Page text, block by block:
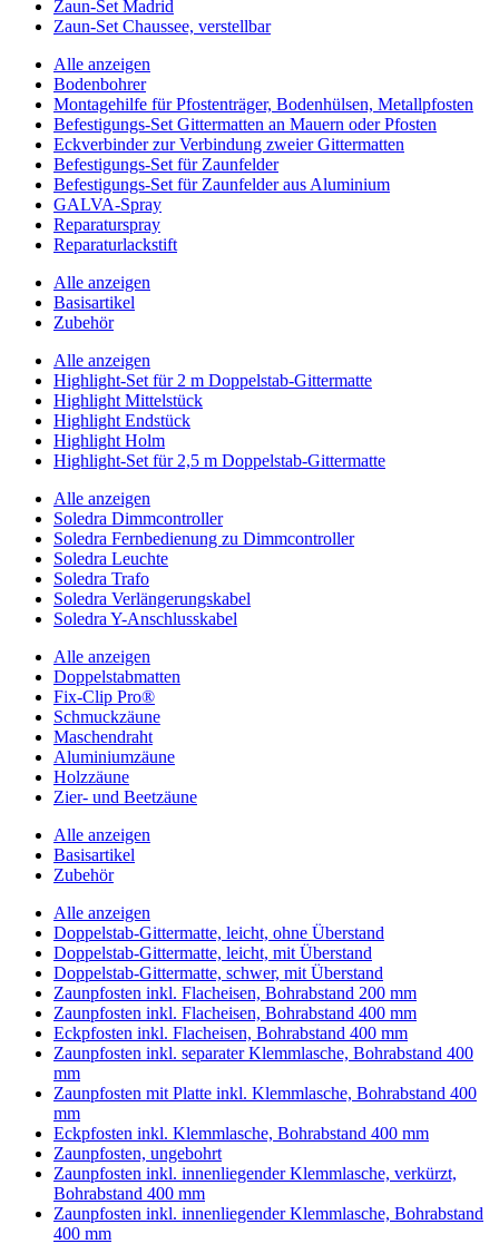
Zaun-Set Madrid
Zaun-Set Chaussee, verstellbar
Alle anzeigen
Bodenbohrer
Montagehilfe für Pfostenträger, Bodenhülsen, Metallpfosten
Befestigungs-Set Gittermatten an Mauern oder Pfosten
Eckverbinder zur Verbindung zweier Gittermatten
Befestigungs-Set für Zaunfelder
Befestigungs-Set für Zaunfelder aus Aluminium
GALVA-Spray
Reparaturspray
Reparaturlackstift
Alle anzeigen
Basisartikel
Zubehör
Alle anzeigen
Highlight-Set für 2 m Doppelstab-Gittermatte
Highlight Mittelstück
Highlight Endstück
Highlight Holm
Highlight-Set für 2,5 m Doppelstab-Gittermatte
Alle anzeigen
Soledra Dimmcontroller
Soledra Fernbedienung zu Dimmcontroller
Soledra Leuchte
Soledra Trafo
Soledra Verlängerungskabel
Soledra Y-Anschlusskabel
Alle anzeigen
Doppelstabmatten
Fix-Clip Pro®
Schmuckzäune
Maschendraht
Aluminiumzäune
Holzzäune
Zier- und Beetzäune
Alle anzeigen
Basisartikel
Zubehör
Alle anzeigen
Doppelstab-Gittermatte, leicht, ohne Überstand
Doppelstab-Gittermatte, leicht, mit Überstand
Doppelstab-Gittermatte, schwer, mit Überstand
Zaunpfosten inkl. Flacheisen, Bohrabstand 200 mm
Zaunpfosten inkl. Flacheisen, Bohrabstand 400 mm
Eckpfosten inkl. Flacheisen, Bohrabstand 400 mm
Zaunpfosten inkl. separater Klemmlasche, Bohrabstand 400
mm
Zaunpfosten mit Platte inkl. Klemmlasche, Bohrabstand 400
mm
Eckpfosten inkl. Klemmlasche, Bohrabstand 400 mm
Zaunpfosten, ungebohrt
Zaunpfosten inkl. innenliegender Klemmlasche, verkürzt,
Bohrabstand 400 mm
Zaunpfosten inkl. innenliegender Klemmlasche, Bohrabstand
400 mm